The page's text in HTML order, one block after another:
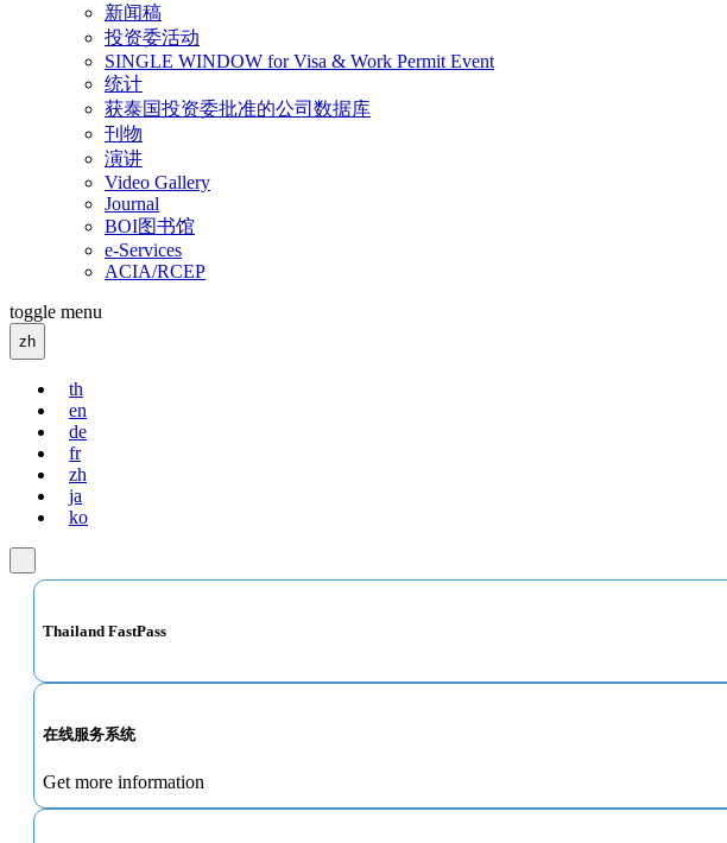
新闻稿
投资委活动
SINGLE WINDOW for Visa & Work Permit Event
统计
获泰国投资委批准的公司数据库
刊物
演讲
Video Gallery
Journal
BOI图书馆
e-Services
ACIA/RCEP
toggle menu
zh
th
en
de
fr
zh
ja
ko
Thailand FastPass
在线服务系统
Get more information